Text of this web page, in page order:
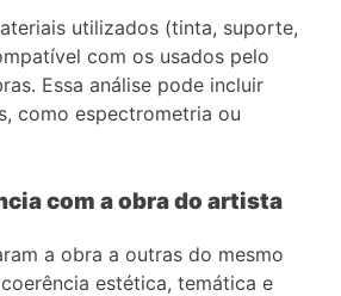
utilizados (tinta, suporte,
com os usados pelo
Essa análise pode incluir
como espectrometria ou
com a obra do artista
a obra a outras do mesmo
estética, temática e